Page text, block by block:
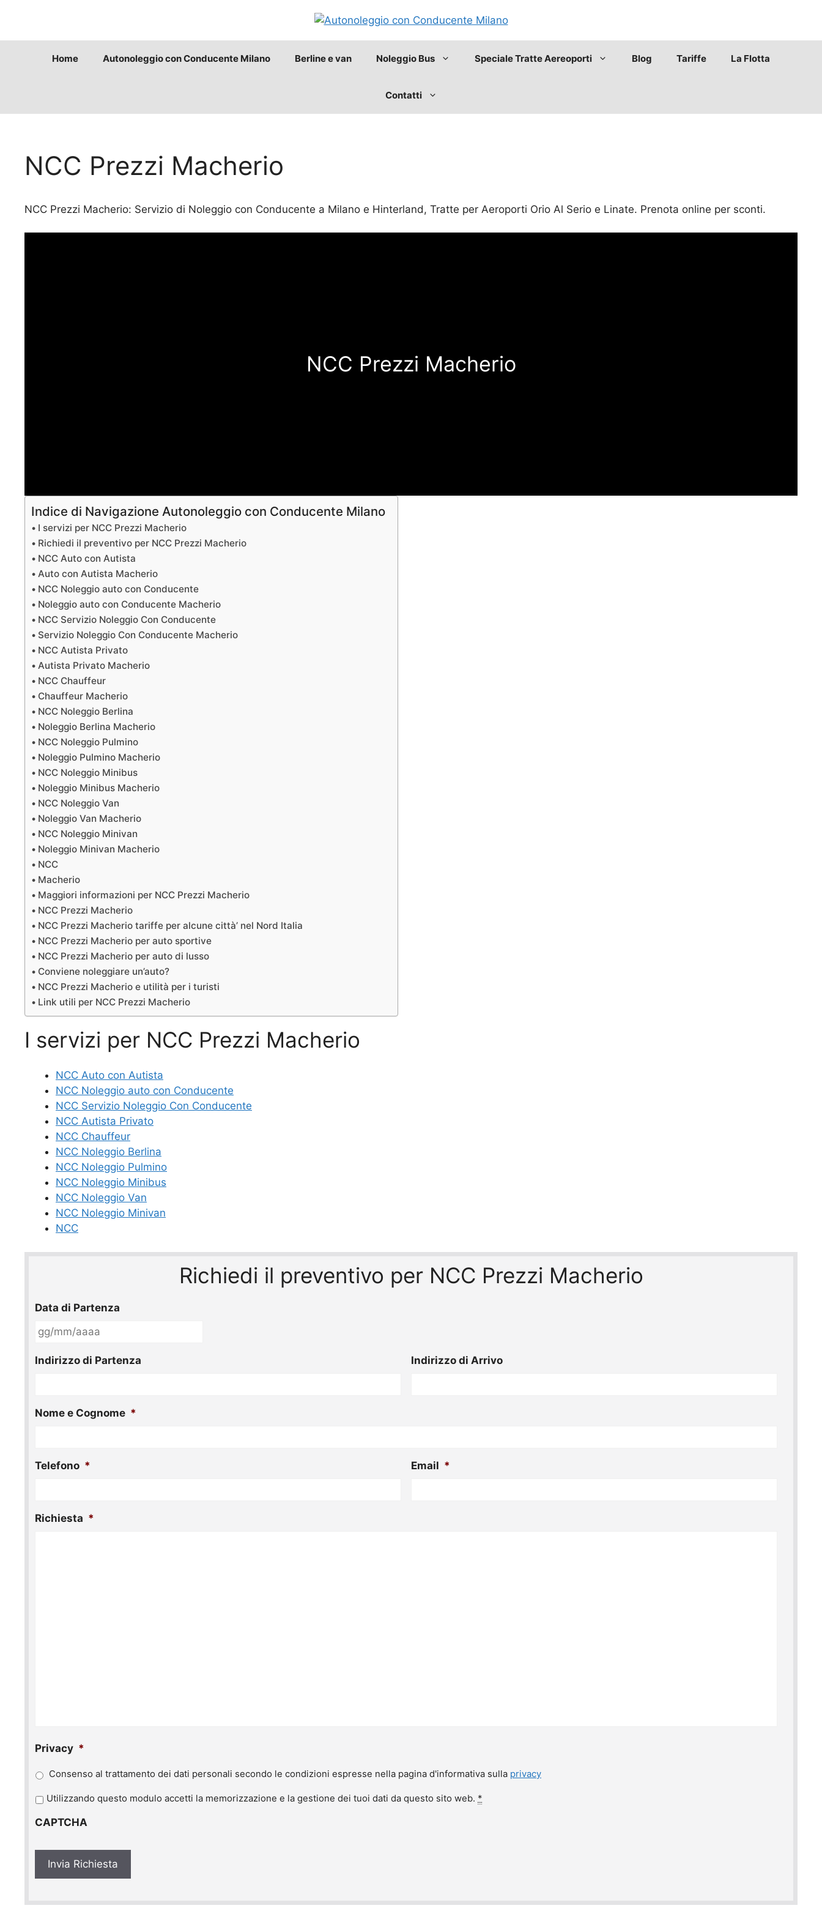
contenuto
Home Autonoleggio con Conducente Milano Berline e van Noleggio Bus Speciale Tratte Aereoporti Blog Tariffe La Flotta
Contatti
NCC Prezzi Macherio
NCC Prezzi Macherio: Servizio di Noleggio con Conducente a Milano e Hinterland, Tratte per Aeroporti Orio Al Serio e Linate. Prenota online per sconti.
NCC Prezzi Macherio
Indice di Navigazione Autonoleggio con Conducente Milano
I servizi per NCC Prezzi Macherio
Richiedi il preventivo per NCC Prezzi Macherio
NCC Auto con Autista
Auto con Autista Macherio
NCC Noleggio auto con Conducente
Noleggio auto con Conducente Macherio
NCC Servizio Noleggio Con Conducente
Servizio Noleggio Con Conducente Macherio
NCC Autista Privato
Autista Privato Macherio
NCC Chauffeur
Chauffeur Macherio
NCC Noleggio Berlina
Noleggio Berlina Macherio
NCC Noleggio Pulmino
Noleggio Pulmino Macherio
NCC Noleggio Minibus
Noleggio Minibus Macherio
NCC Noleggio Van
Noleggio Van Macherio
NCC Noleggio Minivan
Noleggio Minivan Macherio
NCC
Macherio
Maggiori informazioni per NCC Prezzi Macherio
NCC Prezzi Macherio
NCC Prezzi Macherio tariffe per alcune città’ nel Nord Italia
NCC Prezzi Macherio per auto sportive
NCC Prezzi Macherio per auto di lusso
Conviene noleggiare un’auto?
NCC Prezzi Macherio e utilità per i turisti
Link utili per NCC Prezzi Macherio
I servizi per NCC Prezzi Macherio
NCC Auto con Autista
NCC Noleggio auto con Conducente
NCC Servizio Noleggio Con Conducente
NCC Autista Privato
NCC Chauffeur
NCC Noleggio Berlina
NCC Noleggio Pulmino
NCC Noleggio Minibus
NCC Noleggio Van
NCC Noleggio Minivan
NCC
Richiedi il preventivo per NCC Prezzi Macherio
Data di Partenza
Indirizzo di Partenza Indirizzo di Arrivo
Nome e Cognome *
Telefono * Email *
Richiesta *
Privacy *
Consenso al trattamento dei dati personali secondo le condizioni espresse nella pagina d'informativa sulla privacy
P
i
a
y
Utilizzando questo modulo accetti la memorizzazione e la gestione dei tuoi dati da questo sito web. *
CAPTCHA